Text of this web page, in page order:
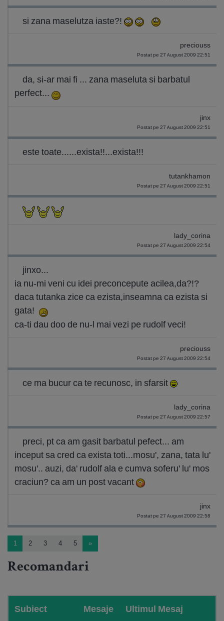
si zana maselutza iaste?!
preciouss
Postat pe 27 August 2009 22:51
da, si-ar mai fi ... zana maseluta si barbatul
perfect...
jinx
Postat pe 27 August 2009 22:51
este toate......exista!!...exista!!!
tutankhamon
Postat pe 27 August 2009 22:51
lady_corina
Postat pe 27 August 2009 22:54
jinxo...
ia nu-mi veni cu idei preconcepute acilea,da?!?
daca tutanka zice ca ezista,inseamna ca ezista si
gata!
ca-ti dau doo de nu-l mai vezi pe rudolf veci!
preciouss
Postat pe 27 August 2009 22:54
ce ma bucur ca te recunosc, in sfarsit
lady_corina
Postat pe 27 August 2009 22:57
preci, pt ca am gasit barbatul pefect... am
inceput sa cred ca exista toti...mosu', zana, tata lu'
mosu'.. auzi, da' rudolf ala e cumva soferu' lu' mos
craciun? ca am un post vacant
jinx
Postat pe 27 August 2009 22:58
1 2 3 4 5 »
Recomandari
Subiect Mesaje Ultimul Mesaj